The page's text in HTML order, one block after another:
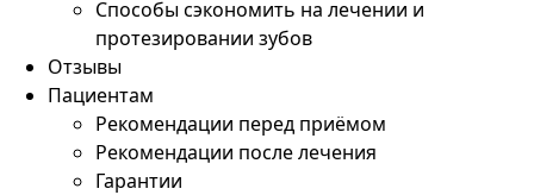
Способы сэкономить на лечении и
протезировании зубов
Отзывы
Пациентам
Рекомендации перед приёмом
Рекомендации после лечения
Гарантии